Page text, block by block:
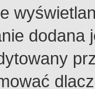
dodana